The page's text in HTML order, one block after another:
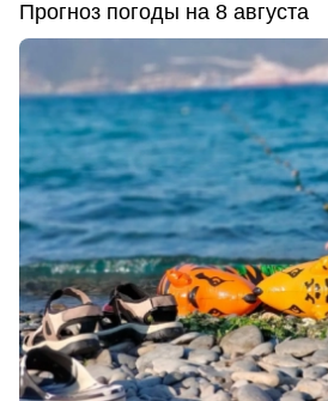
Прогноз погоды на 8 августа